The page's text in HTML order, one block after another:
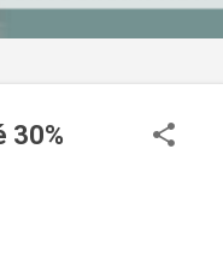
30%